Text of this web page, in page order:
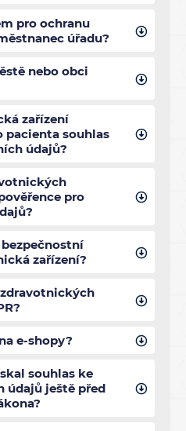
pro ochranu
úřadu?
nebo obci
zařízení
pacienta souhlas
údajů?
pro
zařízení?
e-shopy?
souhlas ke
údajů ještě před